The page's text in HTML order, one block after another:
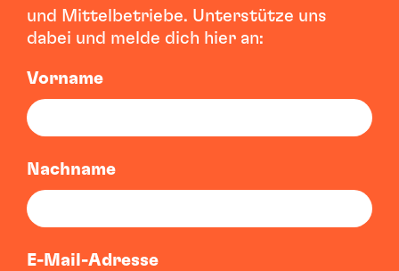
und Mittelbetriebe. Unterstütze uns
dabei und melde dich hier an:
Vorname
Nachname
E-Mail-Adresse